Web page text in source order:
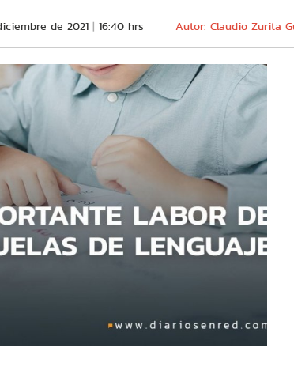
de 2021 16:40 hrs Autor: Claudio Zurita